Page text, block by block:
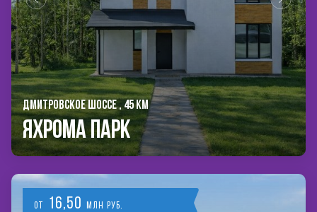
ДМИТРОВСКОЕ ШОССЕ , 45 КМ
Яхрома Парк
от 16,50 млн руб.